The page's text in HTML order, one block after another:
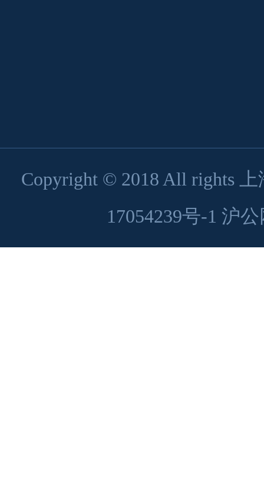
Copyright © 2018 All rights
17054239号-1 沪公